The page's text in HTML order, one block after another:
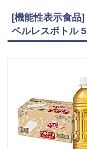
[機能性表示食品
ベルレスボトル